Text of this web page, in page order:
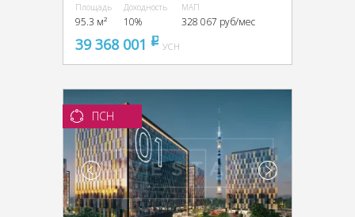
Площадь
95.3 м²
Доходность
10%
МАП
328 067 руб/мес
39 368 001 pуб
УСН
ПСН